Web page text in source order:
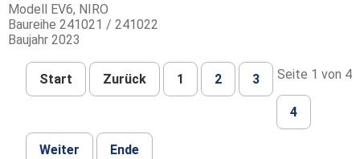
Modell EV6, NIRO
Baureihe 241021 / 241022
Baujahr 2023
Seite 1 von 4
Start Zurück 1 2 3
4
Weiter Ende